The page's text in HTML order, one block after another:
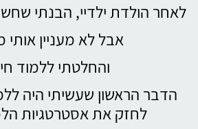
לאחר הולדת ילדיי, הבנתי
אבל לא מעניין אותי
והחלטתי ללמוד
הדבר הראשון שעשיתי היה
לחזק את אסטרטגיות